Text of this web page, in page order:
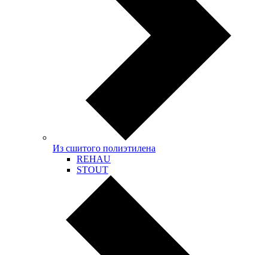
Из сшитого полиэтилена
REHAU
STOUT